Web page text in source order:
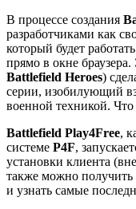
В процессе создания
разработчиками как
который будет
прямо в окне
Battlefield Heroes)
серии, изобилующий
военной техникой.
Battlefield Play4Free,
системе P4F,
установки клиента
также можно
и узнать самые